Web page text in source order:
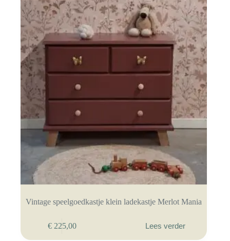
Vintage speelgoedkastje klein ladekastje Merlot Mania
€225,00 Lees verder